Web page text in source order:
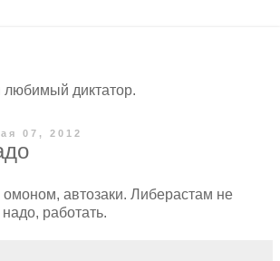
любимый диктатор.
07, 2012
омоном, автозаки. Либерастам не
работать.